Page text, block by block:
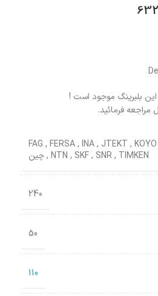
بلبرینگ موجود است !
فرمائید.
FAG , FERSA, INA, JTEKT , KOYO
NTN , SKF, SNR, TIMKEN
,چین
240
50
110